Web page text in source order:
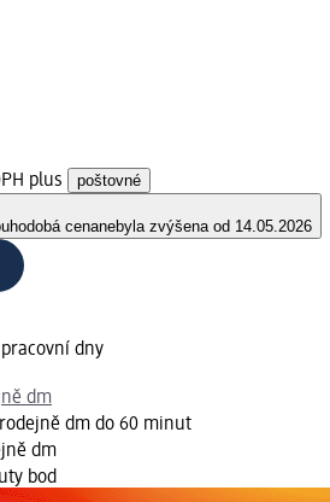
plus poštovné
cenanebyla zvýšena od 14.05.2026
dny
dm
dm do 60 minut
dm
bod